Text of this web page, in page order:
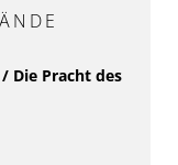
Die Pracht des